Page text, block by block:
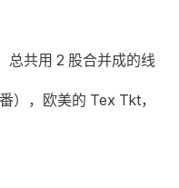
总共用 2 股合并成的线
），欧美的 Tex Tkt，